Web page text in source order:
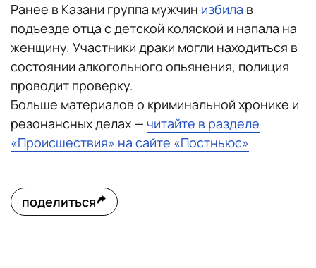
Ранее в Казани группа мужчин избила в
подъезде отца с детской коляской и напала на
женщину. Участники драки могли находиться в
состоянии алкогольного опьянения, полиция
проводит проверку.
Больше материалов о криминальной хронике и
резонансных делах — читайте в разделе
«Происшествия» на сайте «Постньюс»
поделиться